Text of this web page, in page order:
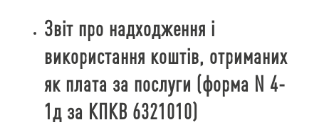
Звіт про надходження і
використання коштів, отриманих
як плата за послуги (форма N 4-
1д за КПКВ 6321010)